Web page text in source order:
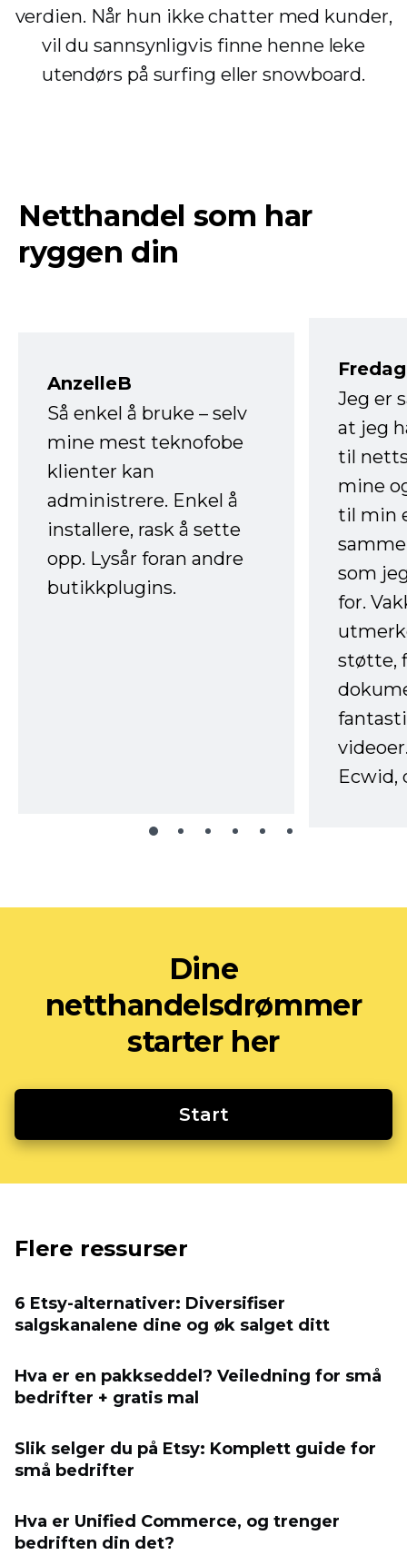
verdien. Når hun ikke chatter med kunder,
vil du sannsynligvis finne henne leke
utendørs på surfing eller snowboard.
Netthandel som har
ryggen din
AnzelleB
Så enkel å bruke – selv
mine mest teknofobe
klienter kan
administrere. Enkel å
installere, rask å sette
opp. Lysår foran andre
butikkplugins.
Jeg er
at jeg
til
mine
til min
som
for.
støtte,
Ecwid,
Dine
netthandelsdrømmer
starter her
Start
Flere ressurser
6 Etsy-alternativer: Diversifiser
salgskanalene dine og øk salget ditt
Hva er en pakkseddel? Veiledning for små
bedrifter + gratis mal
Slik selger du på Etsy: Komplett guide for
små bedrifter
Hva er Unified Commerce, og trenger
bedriften din det?